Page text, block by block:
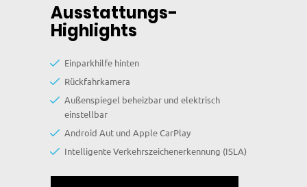
Ausstattungs-
Highlights
Einparkhilfe hinten
Rückfahrkamera
Außenspiegel beheizbar und elektrisch
einstellbar
Android Aut und Apple CarPlay
Intelligente Verkehrszeichenerkennung (ISLA)